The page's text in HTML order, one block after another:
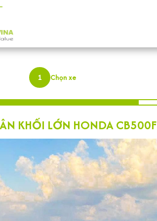
1 Chọn xe
KHỐI LỚN HONDA CB500F